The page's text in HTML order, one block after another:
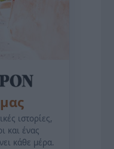
ιστορίες,
και ένας
κάθε μέρα.